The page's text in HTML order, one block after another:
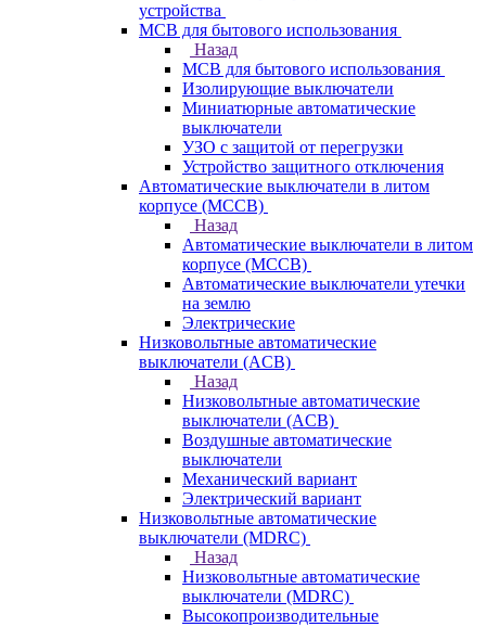
устройства
MCB для бытового использования
Назад
MCB для бытового использования
Изолирующие выключатели
Миниатюрные автоматические
выключатели
УЗО с защитой от перегрузки
Устройство защитного отключения
Автоматические выключатели в литом
корпусе (MCCB)
Назад
Автоматические выключатели в литом
корпусе (MCCB)
Автоматические выключатели утечки
на землю
Электрические
Низковольтные автоматические
выключатели (ACB)
Назад
Низковольтные автоматические
выключатели (ACB)
Воздушные автоматические
выключатели
Механический вариант
Электрический вариант
Низковольтные автоматические
выключатели (MDRC)
Назад
Низковольтные автоматические
выключатели (MDRC)
Высокопроизводительные